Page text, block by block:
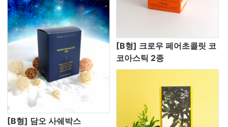
[B형] 담오 사쉐박스
[B형] 크로우 페어초콜릿 코
코아스틱 2종